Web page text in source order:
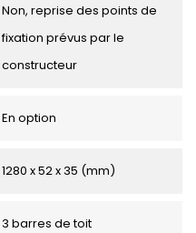
Non, reprise des points de
fixation prévus par le
constructeur
En option
1280 x 52 x 35 (mm)
3 barres de toit